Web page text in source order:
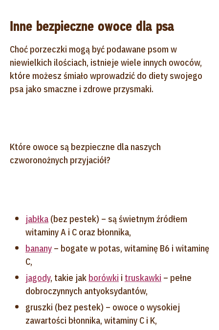
Inne bezpieczne owoce dla psa
Choć porzeczki mogą być podawane psom w
niewielkich ilościach, istnieje wiele innych owoców,
które możesz śmiało wprowadzić do diety swojego
psa jako smaczne i zdrowe przysmaki.
Które owoce są bezpieczne dla naszych
czworonożnych przyjaciół?
jabłka (bez pestek) – są świetnym źródłem
witaminy A i C oraz błonnika,
banany – bogate w potas, witaminę B6 i witaminę
C,
jagody, takie jak borówki i truskawki – pełne
dobroczynnych antyoksydantów,
gruszki (bez pestek) – owoce o wysokiej
zawartości błonnika, witaminy C i K,